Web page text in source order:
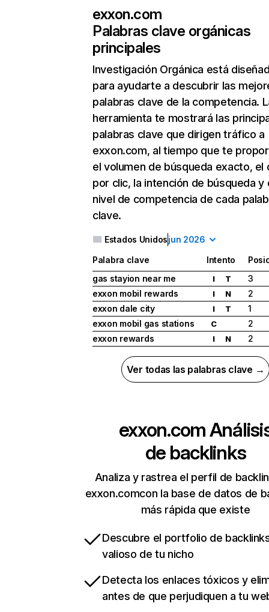
exxon.com
Palabras clave orgánicas
principales
Investigación Orgánica está
para ayudarte a descubrir las
palabras clave de la competencia.
herramienta te mostrará las
palabras clave que dirigen tráfico a
exxon.com, al tiempo que te
el volumen de búsqueda exacto, el
por clic, la intención de búsqueda y
nivel de competencia de cada
clave.
Estados Unidosjun 2026
Palabra clave Intento
gas stayion near me
I T
3
exxon mobil rewards
I N
2
exxon dale city
I T
1
exxon mobil gas stations
C
2
exxon rewards
I N 2
Ver todas las palabras clave →
exxon.com
de backlinks
Analiza y rastrea el perfil de
exxon.comcon la base de datos de
más rápida que existe
Descubre el portfolio de
valioso de tu nicho
Detecta los enlaces tóxicos y
antes de que perjudiquen a tu